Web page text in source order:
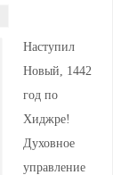
Наступил
Новый, 1442
год по
Хиджре!
Духовное
управление